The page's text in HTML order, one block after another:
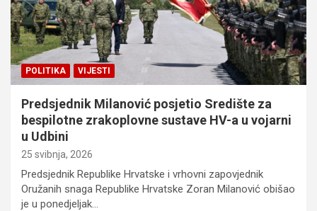
POLITIKA VIJESTI
Predsjednik Milanović posjetio Središte za
bespilotne zrakoplovne sustave HV-a u vojarni
u Udbini
25 svibnja, 2026
Predsjednik Republike Hrvatske i vrhovni zapovjednik
Oružanih snaga Republike Hrvatske Zoran Milanović obišao
je u ponedjeljak…